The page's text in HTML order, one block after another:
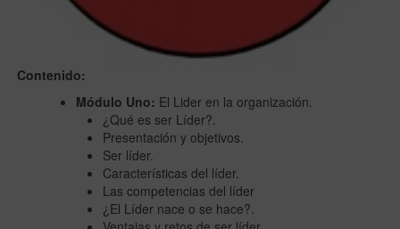
Contenido:
Módulo Uno: El Lider en la organización.
¿Qué es ser Líder?.
Presentación y objetivos.
Ser líder.
Características del líder.
Las competencias del líder
¿El Líder nace o se hace?.